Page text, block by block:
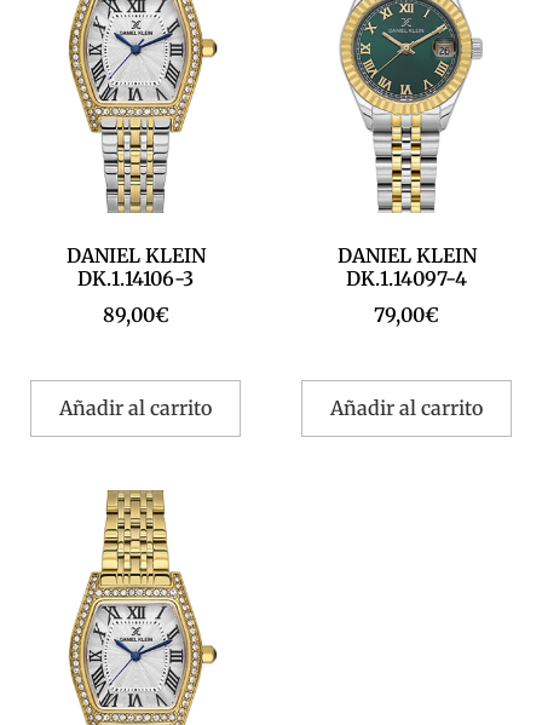
DANIEL KLEIN
DK.1.14106-3
89,00€
Añadir al carrito
DANIEL KLEIN
DK.1.14097-4
79,00€
Añadir al carrito